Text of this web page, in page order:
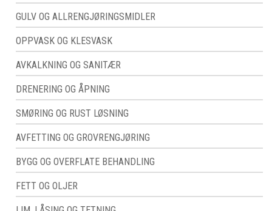
GULV OG ALLRENGJØRINGSMIDLER
OPPVASK OG KLESVASK
AVKALKNING OG SANITÆR
DRENERING OG ÅPNING
SMØRING OG RUST LØSNING
AVFETTING OG GROVRENGJØRING
BYGG OG OVERFLATE BEHANDLING
FETT OG OLJER